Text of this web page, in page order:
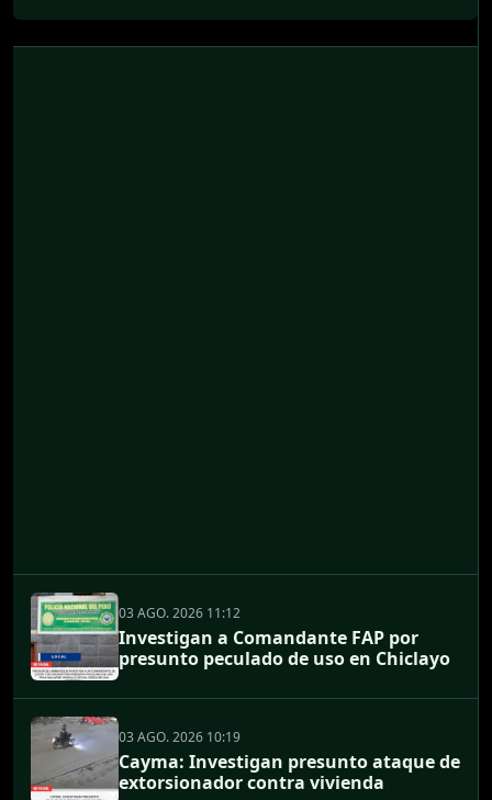
03 AGO. 2026 11:12
Investigan a Comandante FAP por
presunto peculado de uso en Chiclayo
03 AGO. 2026 10:19
Cayma: Investigan presunto ataque de
extorsionador contra vivienda